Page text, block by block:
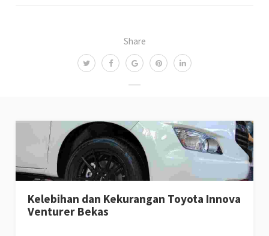
Share
Kelebihan dan Kekurangan Toyota Innova
Venturer Bekas